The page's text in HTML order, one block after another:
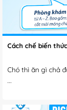
Cách chế biến
Chó thì ăn gì chả
...